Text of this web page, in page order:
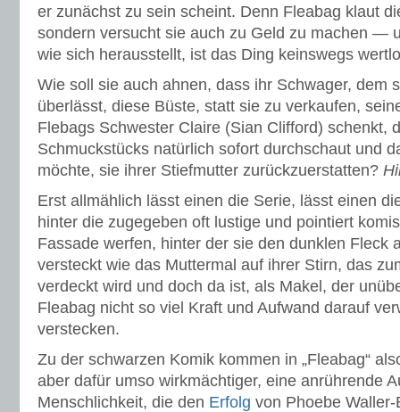
er zunächst zu sein scheint. Denn Fleabag klaut
sondern versucht sie auch zu Geld zu machen —
wie sich herausstellt, ist das Ding keinswegs
Wie soll sie auch ahnen, dass ihr Schwager, dem
überlässt, diese Büste, statt sie zu verkaufen,
Flebags Schwester Claire (Sian Clifford) schenkt,
Schmuckstücks natürlich sofort durchschaut und
möchte, sie ihrer Stiefmutter zurückzuerstatten?
Erst allmählich lässt einen die Serie, lässt einen
hinter die zugegeben oft lustige und pointiert
Fassade werfen, hinter der sie den dunklen Fleck
versteckt wie das Muttermal auf ihrer Stirn, das
verdeckt wird und doch da ist, als Makel, der
Fleabag nicht so viel Kraft und Aufwand darauf
verstecken.
Zu der schwarzen Komik kommen in „Fleabag“
aber dafür umso wirkmächtiger, eine anrührende
Menschlichkeit, die den Erfolg von Phoebe